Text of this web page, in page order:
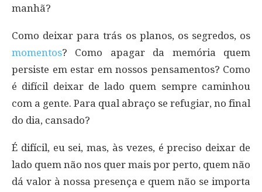
manhã?
Como deixar para trás os planos, os segredos, os
momentos? Como apagar da memória quem
persiste em estar em nossos pensamentos? Como
é difícil deixar de lado quem sempre caminhou
com a gente. Para qual abraço se refugiar, no final
do dia, cansado?
É difícil, eu sei, mas, às vezes, é preciso deixar de
lado quem não nos quer mais por perto, quem não
dá valor à nossa presença e quem não se importa